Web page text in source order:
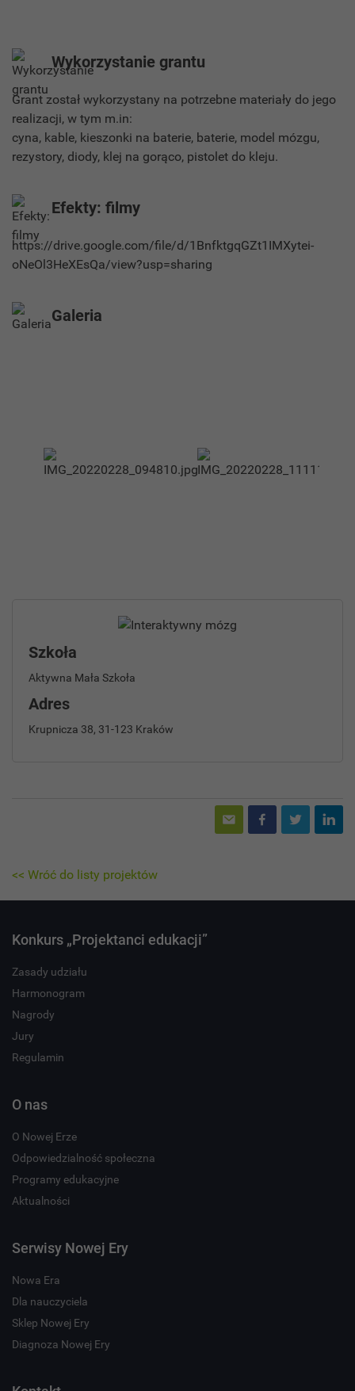
Wykorzystanie grantu
Grant został wykorzystany na potrzebne materiały do jego
realizacji, w tym m.in:
cyna, kable, kieszonki na baterie, baterie, model mózgu,
rezystory, diody, klej na gorąco, pistolet do kleju.
Efekty: filmy
https://drive.google.com/file/d/1BnfktgqGZt1IMXytei-
oNeOl3HeXEsQa/view?usp=sharing
Galeria
Szkoła
Aktywna Mała Szkoła
Adres
Krupnicza 38, 31-123 Kraków
<< Wróć do listy projektów
Konkurs „Projektanci edukacji”
Zasady udziału
Harmonogram
Nagrody
Jury
Regulamin
O nas
O Nowej Erze
Odpowiedzialność społeczna
Programy edukacyjne
Aktualności
Serwisy Nowej Ery
Nowa Era
Dla nauczyciela
Sklep Nowej Ery
Diagnoza Nowej Ery